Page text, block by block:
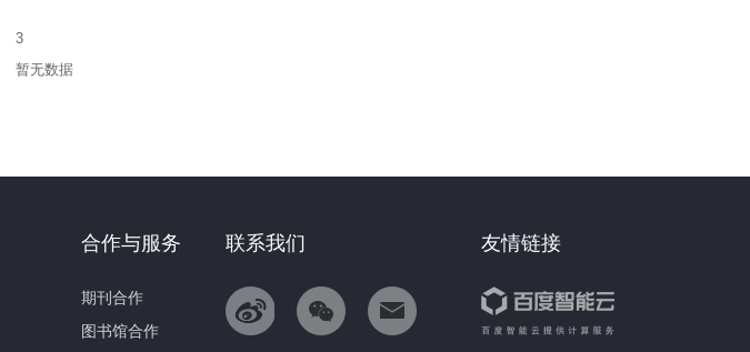
3
暂无数据
友情链接
联系我们
合作与服务
期刊合作
图书馆合作